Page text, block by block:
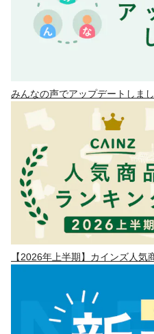
みんなの声でアップデートしま
【2026年上半期】カインズ人気